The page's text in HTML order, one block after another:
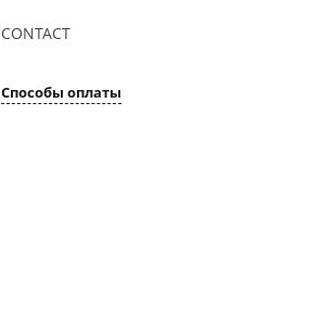
CONTACT
Способы оплаты